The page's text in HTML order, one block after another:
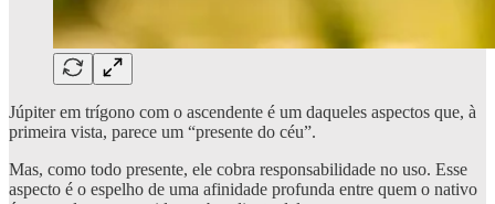
Júpiter em trígono com o ascendente é um daqueles aspectos que, à
primeira vista, parece um “presente do céu”.
Mas, como todo presente, ele cobra responsabilidade no uso. Esse
aspecto é o espelho de uma afinidade profunda entre quem o nativo